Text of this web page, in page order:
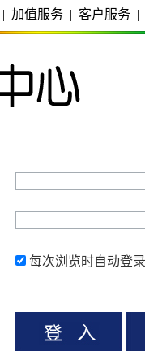
| 加值服务 | 客户服务 |
每次浏览时自动登录